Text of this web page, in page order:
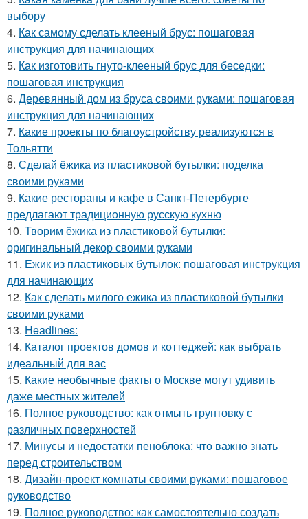
выбору
4. Как самому сделать клееный брус: пошаговая
инструкция для начинающих
5. Как изготовить гнуто-клееный брус для беседки:
пошаговая инструкция
6. Деревянный дом из бруса своими руками: пошаговая
инструкция для начинающих
7. Какие проекты по благоустройству реализуются в
Тольятти
8. Сделай ёжика из пластиковой бутылки: поделка
своими руками
9. Какие рестораны и кафе в Санкт-Петербурге
предлагают традиционную русскую кухню
10. Творим ёжика из пластиковой бутылки:
оригинальный декор своими руками
11. Ежик из пластиковых бутылок: пошаговая инструкция
для начинающих
12. Как сделать милого ежика из пластиковой бутылки
своими руками
13. Headlines:
14. Каталог проектов домов и коттеджей: как выбрать
идеальный для вас
15. Какие необычные факты о Москве могут удивить
даже местных жителей
16. Полное руководство: как отмыть грунтовку с
различных поверхностей
17. Минусы и недостатки пеноблока: что важно знать
перед строительством
18. Дизайн-проект комнаты своими руками: пошаговое
руководство
19. Полное руководство: как самостоятельно создать